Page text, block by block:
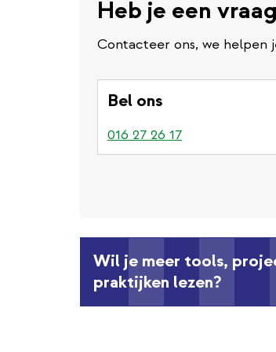
Heb je een
Contacteer ons, we helpen
Bel ons
016 27 26 17
Wil je meer tools,
praktijken lezen?